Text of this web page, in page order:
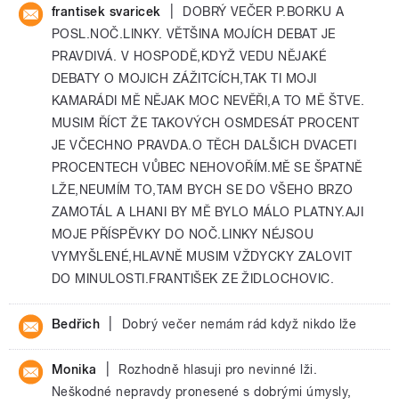
frantisek svaricek
DOBRÝ VEČER P.BORKU A
POSL.NOČ.LINKY. VĚTŠINA MOJÍCH DEBAT JE
PRAVDIVÁ. V HOSPODĚ,KDYŽ VEDU NĚJAKÉ
DEBATY O MOJICH ZÁŽITCÍCH,TAK TI MOJI
KAMARÁDI MĚ NĚJAK MOC NEVĚŘI,A TO MĚ ŠTVE.
MUSIM ŘÍCT ŽE TAKOVÝCH OSMDESÁT PROCENT
JE VČECHNO PRAVDA.O TĚCH DALŠICH DVACETI
PROCENTECH VŮBEC NEHOVOŘÍM.MĚ SE ŠPATNĚ
LŽE,NEUMÍM TO,TAM BYCH SE DO VŠEHO BRZO
ZAMOTÁL A LHANI BY MĚ BYLO MÁLO PLATNY.AJI
MOJE PŘÍSPĚVKY DO NOČ.LINKY NÉJSOU
VYMYŠLENÉ,HLAVNĚ MUSIM VŽDYCKY ZALOVIT
DO MINULOSTI.FRANTIŠEK ZE ŽIDLOCHOVIC.
Bedřich Dobrý večer nemám rád když nikdo lže
Monika
Rozhodně hlasuji pro nevinné lži.
Neškodné nepravdy pronesené s dobrými úmysly,